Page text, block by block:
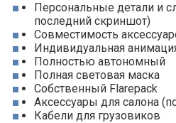
Персональные детали и
последний скриншот)
Совместимость
Индивидуальная
Полностью автономный
Полная световая маска
Собственный Flarepack
Аксессуары для салона
Кабели для грузовиков